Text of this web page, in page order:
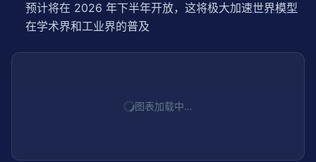
预计将在 2026 年下半年开放，这将极大加速世界模型
在学术界和工业界的普及
图表加载中…